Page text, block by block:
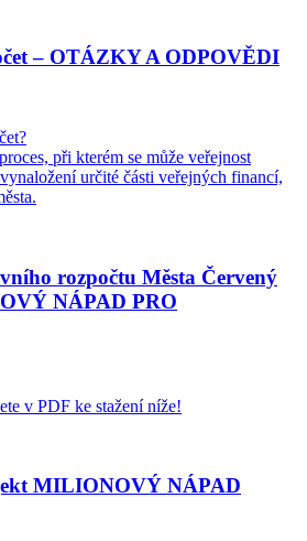
– OTÁZKY A ODPOVĚDI
při kterém se může veřejnost
určité části veřejných financí,
rozpočtu Města Červený
NÁPAD PRO
v PDF ke stažení níže!
MILIONOVÝ NÁPAD